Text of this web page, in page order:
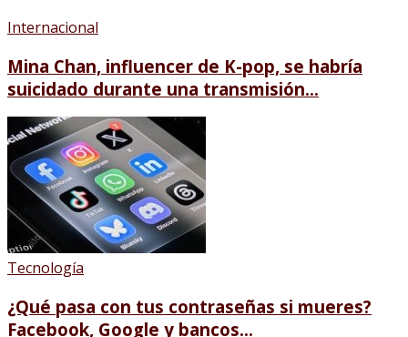
Internacional
Mina Chan, influencer de K-pop, se habría
suicidado durante una transmisión...
Tecnología
¿Qué pasa con tus contraseñas si mueres?
Facebook, Google y bancos...